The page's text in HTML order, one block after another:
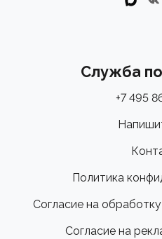
Служба
+7 495
Политика
Согласие на
Согласие на